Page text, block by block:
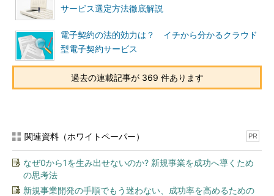
サービス選定方法徹底解説
電子契約の法的効力は？ イチから分かるクラウド
型電子契約サービス
過去の連載記事が 369 件あります
関連資料（ホワイトペーパー） PR
なぜ0から1を生み出せないのか? 新規事業を成功へ導くため
の思考法
新規事業開発の手順でもう迷わない、成功率を高めるための